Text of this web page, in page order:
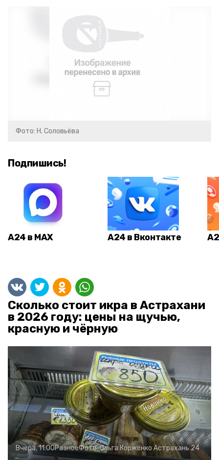
Фото: Н. Соловьёва
Подпишись!
А24 в MAX А24 в Вконтакте
Сколько стоит икра в Астрахани
в 2026 году: цены на щучью,
красную и чёрную
Вчера, 11:00РазноеФото:Ольга Корженко Астрахань 24